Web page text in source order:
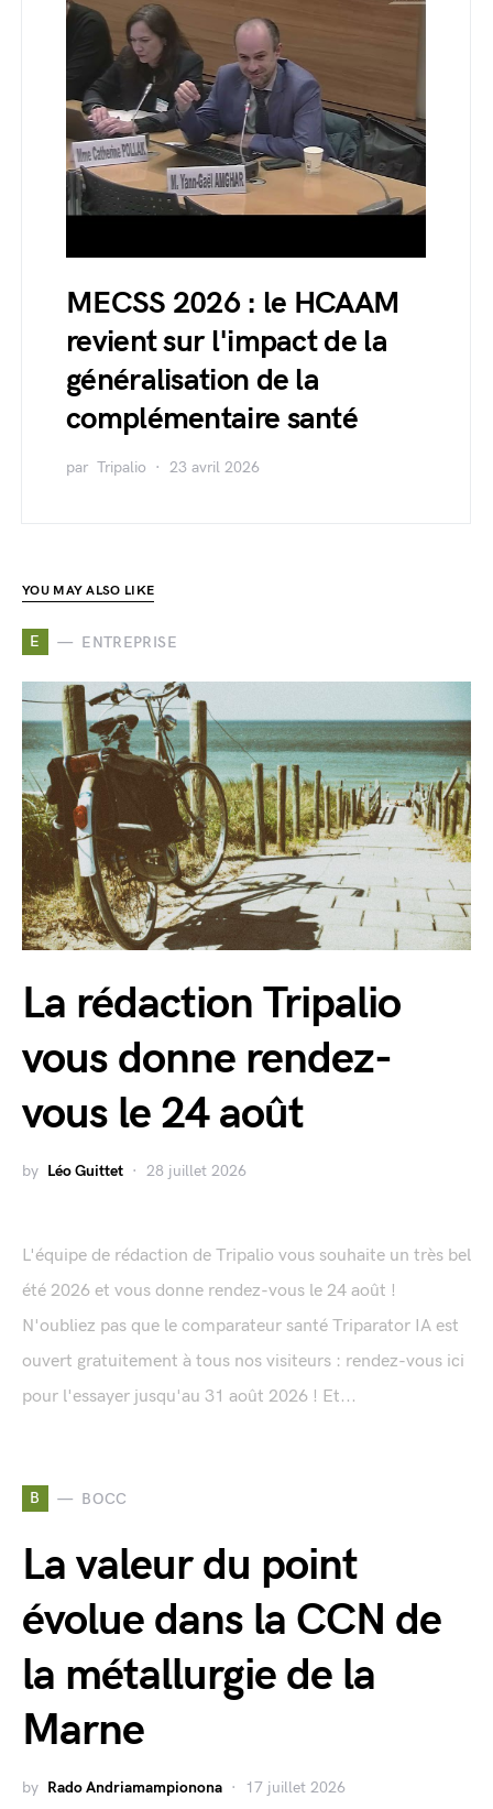
MECSS 2026 : le HCAAM
revient sur l'impact de la
généralisation de la
complémentaire santé
par Tripalio 23 avril 2026
YOU MAY ALSO LIKE
E ENTREPRISE
La rédaction Tripalio
vous donne rendez-
vous le 24 août
by Léo Guittet 28 juillet 2026
L'équipe de rédaction de Tripalio vous souhaite un très bel
été 2026 et vous donne rendez-vous le 24 août !
N'oubliez pas que le comparateur santé Triparator IA est
ouvert gratuitement à tous nos visiteurs : rendez-vous ici
pour l'essayer jusqu'au 31 août 2026 ! Et...
B BOCC
La valeur du point
évolue dans la CCN de
la métallurgie de la
Marne
by Rado Andriamampionona 17 juillet 2026